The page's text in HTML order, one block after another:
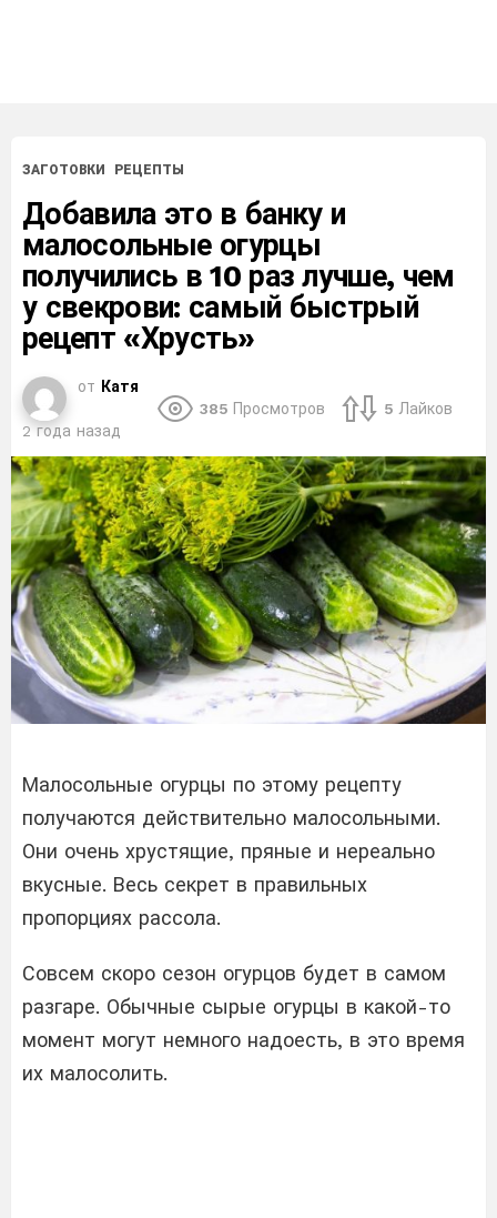
ЗАГОТОВКИ РЕЦЕПТЫ
Добавила это в банку и
малосольные огурцы
получились в 10 раз лучше, чем
у свекрови: самый быстрый
рецепт «Хрусть»
от Катя
2 года назад
385 Просмотров 5 Лайков
Малосольные огурцы по этому рецепту
получаются действительно малосольными.
Они очень хрустящие, пряные и нереально
вкусные. Весь секрет в правильных
пропорциях рассола.
Совсем скоро сезон огурцов будет в самом
разгаре. Обычные сырые огурцы в какой-то
момент могут немного надоесть, в это время
их малосолить.